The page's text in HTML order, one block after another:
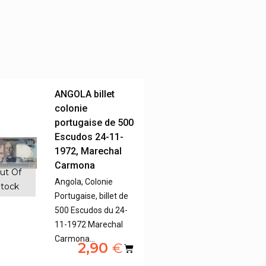
Of
ANGOLA billet
colonie
portugaise de 500
Escudos 24-11-
1972, Marechal
Carmona
Angola, Colonie
Portugaise, billet de
500 Escudos du 24-
11-1972 Marechal
Carmona…
2,90 €